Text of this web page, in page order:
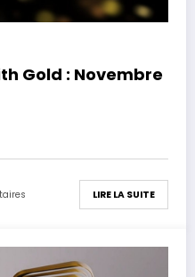
Gold : Novembre
LIRE LA SUITE